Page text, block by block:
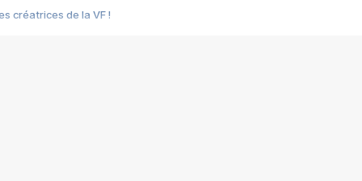
créatrices de la VF !